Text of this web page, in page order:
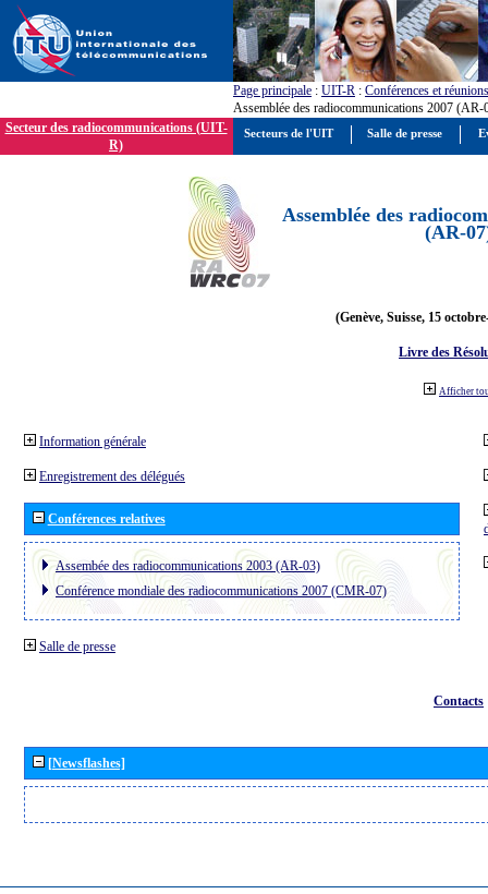
Page principale : UIT-R : Conférences et réunions
Assemblée des radiocommunications 2007 (AR-
Secteur des radiocommunications (UIT-
R)
Assemblée des
(AR-
(Genève, Suisse, 15
Livre des
Afficher
Information générale
Enregistrement des délégués
Conférences relatives
Assembée des radiocommunications 2003 (AR-03)
Conférence mondiale des radiocommunications 2007 (CMR-07)
Salle de presse
Contacts
[Newsflashes]
Secteurs de l'UIT Salle de presse